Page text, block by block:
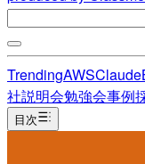
TrendingAWSClaude
社説明会勉強会事例
目次